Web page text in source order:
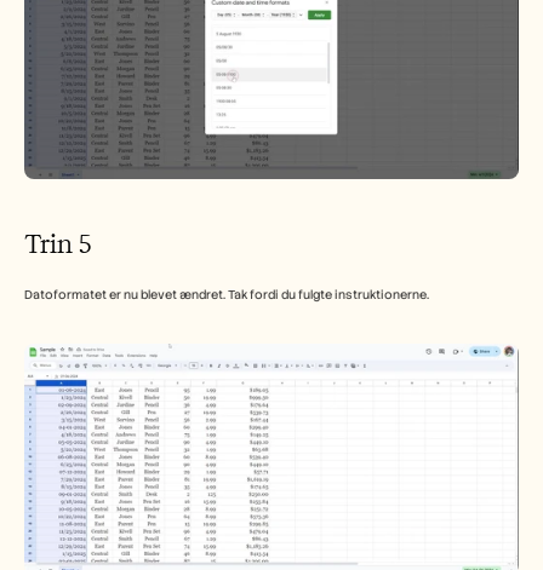
Trin 5
Datoformatet er nu blevet ændret. Tak fordi du fulgte instruktionerne.